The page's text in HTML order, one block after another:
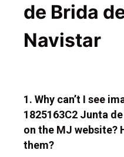
de Brida
Navistar
1. Why can’t I see
1825163C2 Junta
on the MJ website?
them?